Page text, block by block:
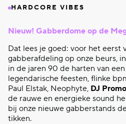
HARDCORE VIBES
Nieuw! Gabberdome op de
Dat lees je goed: voor het eerst
gabberafdeling op onze beurs,
in de jaren 90 de harten van
legendarische feesten, flinke
Paul Elstak, Neophyte, DJ Promo
de rauwe en energieke sound
bij onze nieuwe gabberstands
tikken.